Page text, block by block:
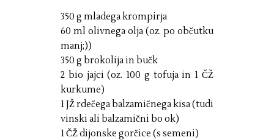
350 g mladega krompirja
60 ml olivnega olja (oz. po občutku
manj;))
350 g brokolija in bučk
2 bio jajci (oz. 100 g tofuja in 1 ČŽ
kurkume)
1 JŽ rdečega balzamičnega kisa (tudi
vinski ali balzamični bo ok)
1 ČŽ dijonske gorčice (s semeni)